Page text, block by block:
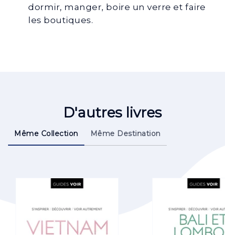
dormir, manger, boire un verre et faire
les boutiques.
D'autres livres
Même Collection Même Destination